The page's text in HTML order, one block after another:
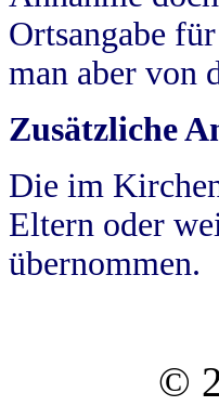
Ortsangabe
man aber von
Zusätzliche
Die im
Eltern oder
übernommen.
©